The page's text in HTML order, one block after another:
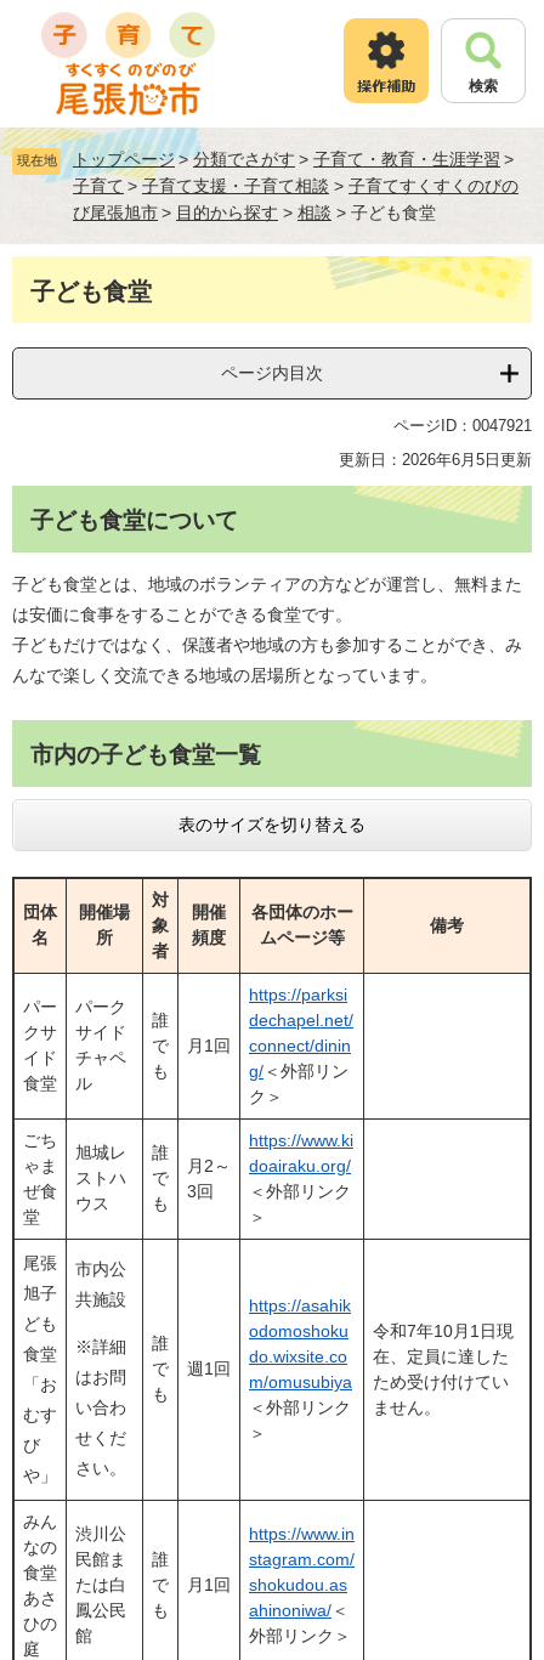
頭
飛
本
検索
現在地 トップページ>分類でさがす > 子育て・教育・生涯学習 >
子育て >子育て支援・子育て相談 > 子育てすくすくのびの
び尾張旭市> 目的から探す > 相談 > 子ども食堂
子ども食堂
ページ内目次
ページID：0047921
更新日：2026年6月5日更新
子ども食堂について
子ども食堂とは、地域のボランティアの方などが運営し、無料また
は安価に食事をすることができる食堂です。
子どもだけではなく、保護者や地域の方も参加することができ、み
んなで楽しく交流できる地域の居場所となっています。
市内の子ども食堂一覧
表のサイズを切り替える
団体
名
開催場
所
対
象
者
開催
頻度
各団体のホー
ムページ等
備考
パー
クサ
イド
食堂
パーク
サイド
チャペ
ル
誰
で
も
月1回
https://parksi
dechapel.net/
connect/dinin
g/＜外部リン
ク＞
ごち
ゃま
ぜ食
堂
旭城レ
ストハ
ウス
誰
で
も
月2～
3回
https://www.ki
doairaku.org/
＜外部リンク
＞
尾張
旭子
ども
食堂
「お
むす
び
や」
市内公
共施設
※詳細
はお問
い合わ
せくだ
さい。
誰
で
も
週1回
https://asahik
odomoshoku
do.wixsite.co
m/omusubiya
＜外部リンク
＞
令和7年10月1日現
在、定員に達した
ため受け付けてい
ません。
みん
なの
食堂
あさ
ひの
庭
渋川公
民館ま
たは白
鳳公民
館
誰
で
も
月1回
https://www.in
stagram.com/
shokudou.as
ahinoniwa/＜
外部リンク＞